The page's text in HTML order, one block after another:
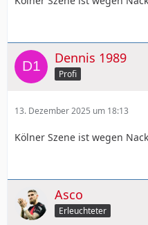
Dennis 1989
Profi
13. Dezember 2025 um 18:13
Kölner Szene ist wegen
Asco
Erleuchteter